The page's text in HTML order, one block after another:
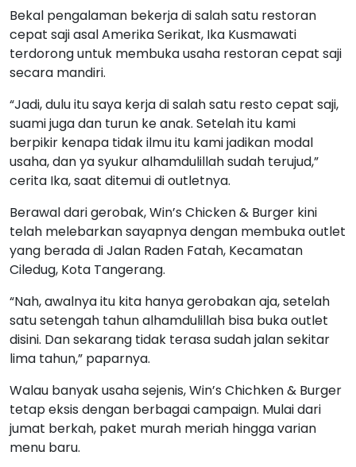
Bekal pengalaman bekerja di salah satu restoran
cepat saji asal Amerika Serikat, Ika Kusmawati
terdorong untuk membuka usaha restoran cepat saji
secara mandiri.
“Jadi, dulu itu saya kerja di salah satu resto cepat saji,
suami juga dan turun ke anak. Setelah itu kami
berpikir kenapa tidak ilmu itu kami jadikan modal
usaha, dan ya syukur alhamdulillah sudah terujud,”
cerita Ika, saat ditemui di outletnya.
Berawal dari gerobak, Win’s Chicken & Burger kini
telah melebarkan sayapnya dengan membuka outlet
yang berada di Jalan Raden Fatah, Kecamatan
Ciledug, Kota Tangerang.
“Nah, awalnya itu kita hanya gerobakan aja, setelah
satu setengah tahun alhamdulillah bisa buka outlet
disini. Dan sekarang tidak terasa sudah jalan sekitar
lima tahun,” paparnya.
Walau banyak usaha sejenis, Win’s Chichken & Burger
tetap eksis dengan berbagai campaign. Mulai dari
jumat berkah, paket murah meriah hingga varian
menu baru.